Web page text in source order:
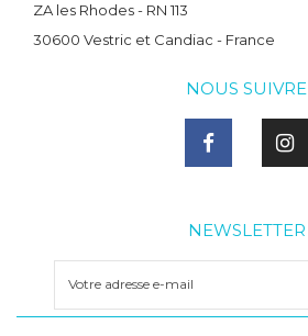
ZA les Rhodes - RN 113
30600 Vestric et Candiac - France
NOUS SUIVRE
NEWSLETTER